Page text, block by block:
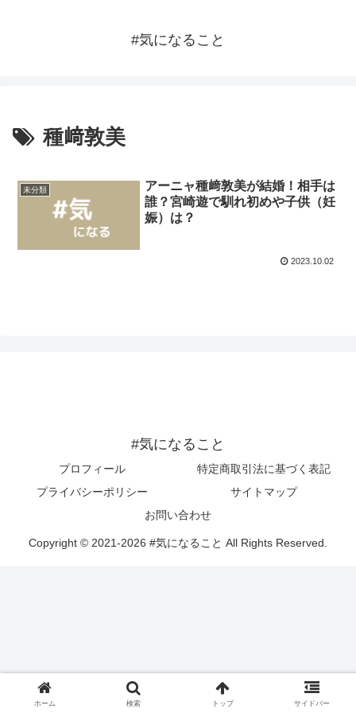
#気になること
種﨑敦美
未分類
アーニャ種﨑敦美が結婚！相手は
誰？宮崎遊で馴れ初めや子供（妊
娠）は？
2023.10.02
#気になること
プロフィール
特定商取引法に基づく表記
プライバシーポリシー
サイトマップ
お問い合わせ
Copyright © 2021-2026 #気になること All Rights Reserved.
ホーム 検索 トップ サイドバー